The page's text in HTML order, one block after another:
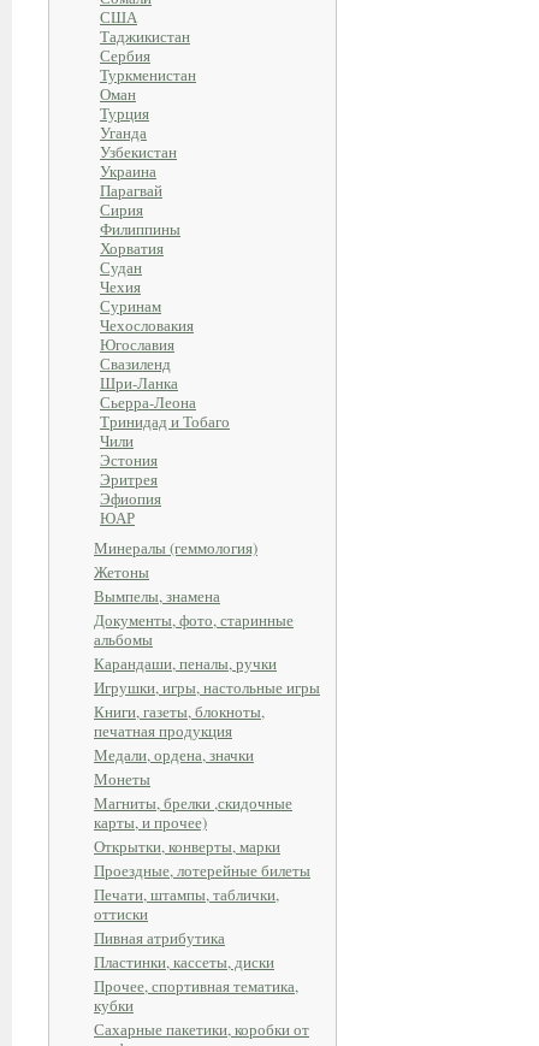
США
Таджикистан
Сербия
Туркменистан
Оман
Турция
Уганда
Узбекистан
Украина
Парагвай
Сирия
Филиппины
Хорватия
Судан
Чехия
Суринам
Чехословакия
Югославия
Свазиленд
Шри-Ланка
Сьерра-Леона
Тринидад и Тобаго
Чили
Эстония
Эритрея
Эфиопия
ЮАР
Минералы (геммология)
Жетоны
Вымпелы, знамена
Документы, фото, старинные
альбомы
Карандаши, пеналы, ручки
Игрушки, игры, настольные игры
Книги, газеты, блокноты,
печатная продукция
Медали, ордена, значки
Монеты
Магниты, брелки ,скидочные
карты, и прочее)
Открытки, конверты, марки
Проездные, лотерейные билеты
Печати, штампы, таблички,
оттиски
Пивная атрибутика
Пластинки, кассеты, диски
Прочее, спортивная тематика,
кубки
Сахарные пакетики, коробки от